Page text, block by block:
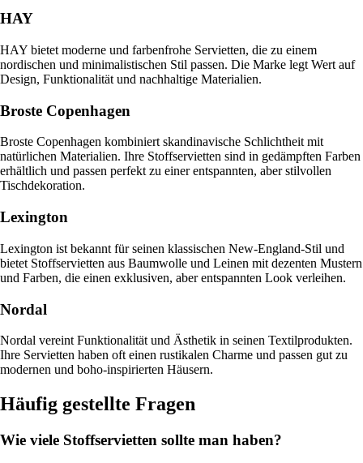
HAY
HAY bietet moderne und farbenfrohe Servietten, die zu einem
nordischen und minimalistischen Stil passen. Die Marke legt Wert auf
Design, Funktionalität und nachhaltige Materialien.
Broste Copenhagen
Broste Copenhagen kombiniert skandinavische Schlichtheit mit
natürlichen Materialien. Ihre Stoffservietten sind in gedämpften Farben
erhältlich und passen perfekt zu einer entspannten, aber stilvollen
Tischdekoration.
Lexington
Lexington ist bekannt für seinen klassischen New-England-Stil und
bietet Stoffservietten aus Baumwolle und Leinen mit dezenten Mustern
und Farben, die einen exklusiven, aber entspannten Look verleihen.
Nordal
Nordal vereint Funktionalität und Ästhetik in seinen Textilprodukten.
Ihre Servietten haben oft einen rustikalen Charme und passen gut zu
modernen und boho-inspirierten Häusern.
Häufig gestellte Fragen
Wie viele Stoffservietten sollte man haben?